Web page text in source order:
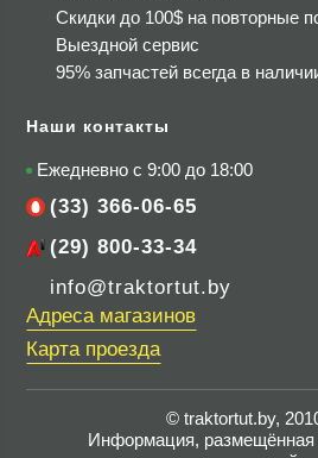
Скидки до 100$ на повторные
Выездной сервис
95% запчастей всегда в
Наши контакты
Ежедневно с 9:00 до 18:00
(33) 366-06-65
(29) 800-33-34
info@traktortut.by
Адреса магазинов
Карта проезда
© traktortut.by,
Информация, размещённая